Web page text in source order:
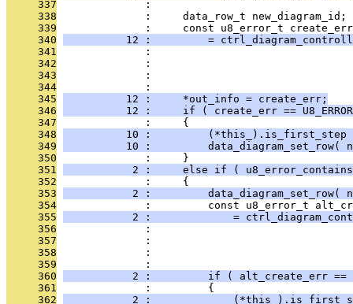
     337
              :
     338
              :     data_row_t new_diagram_id;
     339
              :     const u8_error_t create_err
     340
12 :         =
     341
:
     342
:
     343
:
     344
:
     345
          12 :     *out_info = create_err;
     346
12 :     if ( create_err ==
     347
              :     {
     348
10 :
     349
10 :         data_diagram_set_row(
     350
              :     }
     351
2 :     else if (
     352
              :     {
     353
2 :         data_diagram_set_row(
     354
:         const u8_error_t
     355
2 :             =
     356
:
     357
:
     358
:
     359
:
     360
2 :         if ( alt_create_err ==
     361
              :         {
     362
2 :